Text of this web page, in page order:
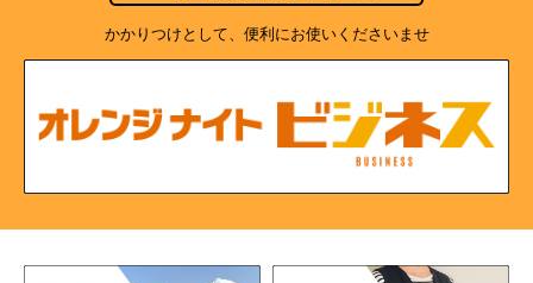
かかりつけとして、便利にお使いくださいませ